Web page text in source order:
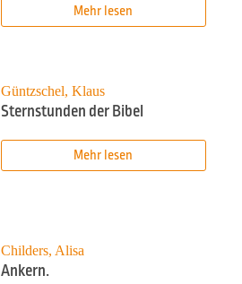
Mehr lesen
Güntzschel, Klaus
Sternstunden der Bibel
Mehr lesen
Childers, Alisa
Ankern.